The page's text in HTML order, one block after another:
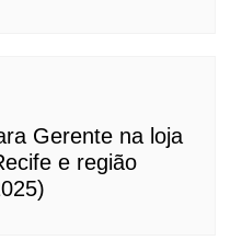
Gerente na loja
e região